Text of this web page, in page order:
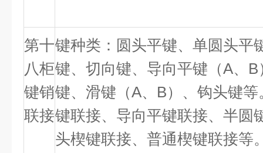
第十
八柜
键销
联接
键种类：圆头平键、单圆头平
键、切向键、导向平键（A、 B
键、滑键（A、 B）、钩头键
键联接、导向平键联接、半圆
头楔键联接、普通楔键联接等